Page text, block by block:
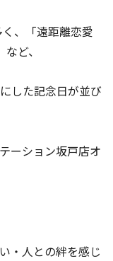
、「遠距離恋愛
ど、
した記念日が並び
ーション坂戸店オ
・人との絆を感じ